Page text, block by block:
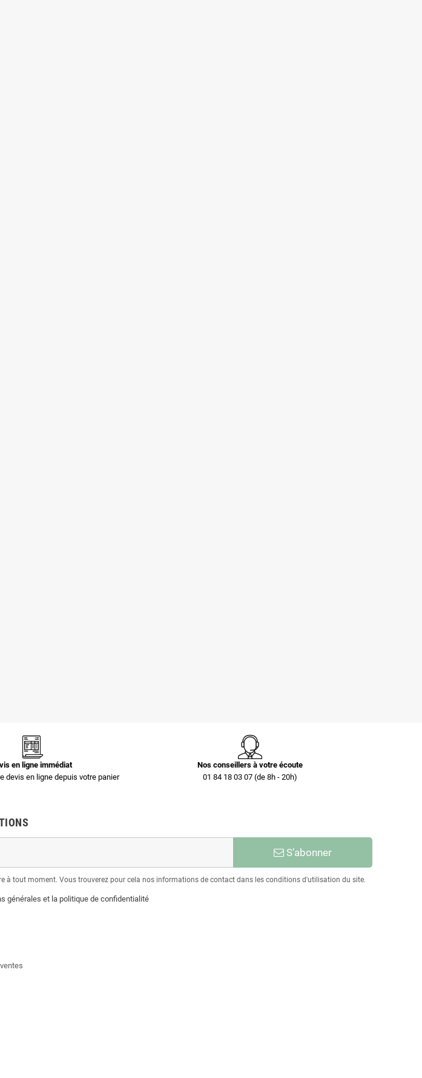
en ligne immédiat
devis en ligne depuis votre panier
Nos conseillers à votre écoute
01 84 18 03 07 (de 8h - 20h)
S’abonner
à tout moment. Vous trouverez pour cela nos informations de contact dans les conditions d'utilisation du site.
générales et la politique de confidentialité